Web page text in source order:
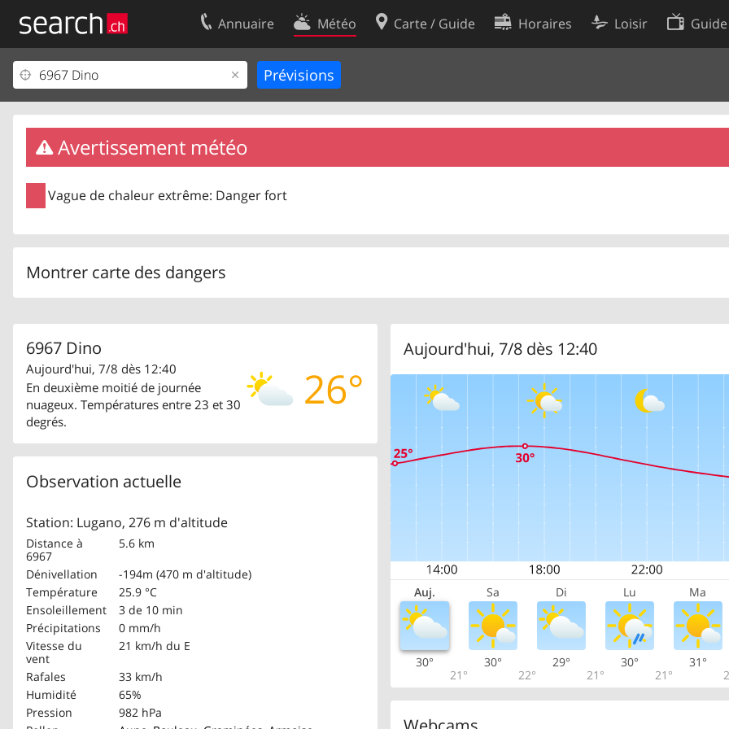
Annuaire Météo Carte / Guide Horaires Loisir
Avertissement météo
Vague de chaleur extrême: Danger fort
Montrer carte des dangers
6967 Dino
26°
Aujourd'hui, 7/8 dès 12:40
En deuxième moitié de journée
nuageux. Températures entre 23 et 30
degrés.
Observation actuelle
Station: Lugano, 276 m d'altitude
Distance à
6967
5.6 km
Dénivellation
-194m (470 m d'altitude)
Température
25.9 °C
Ensoleillement
3 de 10 min
Précipitations
0 mm/h
Vitesse du
vent
21 km/h du E
Rafales
33 km/h
Humidité
65%
Pression
982 hPa
Aujourd'hui, 7/8 dès 12:40
Auj. Sa Di Lu Ma
30°
21°
30°
22°
29°
21°
30°
21°
31°
Votre inscription
Centre clients
Mentions Légales
Contact
Conditions d’utilisation
Protection des données
Préférences de cookies
Développeurs